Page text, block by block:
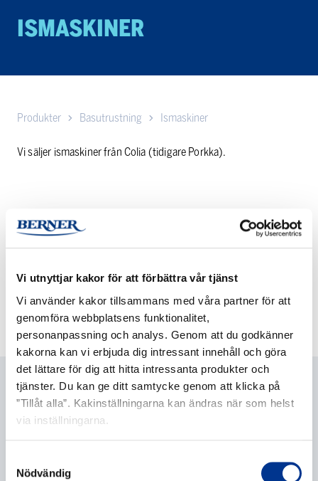
Vi utnyttjar kakor för att förbättra vår tjänst
Vi använder kakor tillsammans med våra partner för att
genomföra webbplatsens funktionalitet,
personanpassning och analys. Genom att du godkänner
kakorna kan vi erbjuda dig intressant innehåll och göra
det lättare för dig att hitta intressanta produkter och
tjänster. Du kan ge ditt samtycke genom att klicka på
”Tillåt alla”. Kakinställningarna kan ändras när som helst
via inställningarna.
Nödvändig
ISMASKINER
Produkter Basutrustning Ismaskiner
Vi säljer ismaskiner från Colia (tidigare Porkka).
ISMASKINER
FRÅGA OM PRODUKTEN